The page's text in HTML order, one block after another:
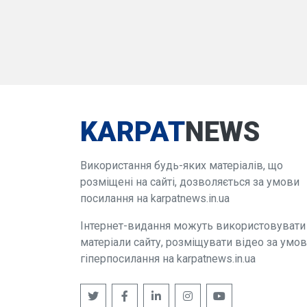
KARPATNEWS
Використання будь-яких матеріалів, що
розміщені на сайті, дозволяється за умови
посилання на karpatnews.in.ua
Інтернет-видання можуть використовувати
матеріали сайту, розміщувати відео за
гіперпосилання на karpatnews.in.ua